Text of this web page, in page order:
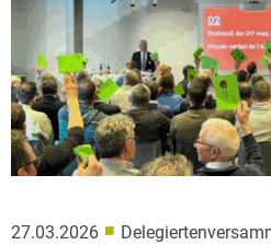
27.03.2026 ■